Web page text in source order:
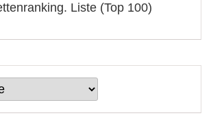
Liste (Top 100)